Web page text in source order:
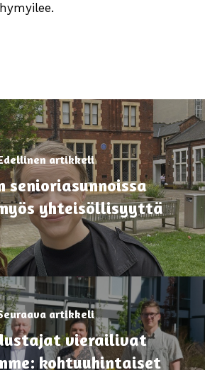
artikkeli
senioriasunnoissa
yhteisöllisyyttä
artikkeli
vierailivat
kohtuuhintaiset